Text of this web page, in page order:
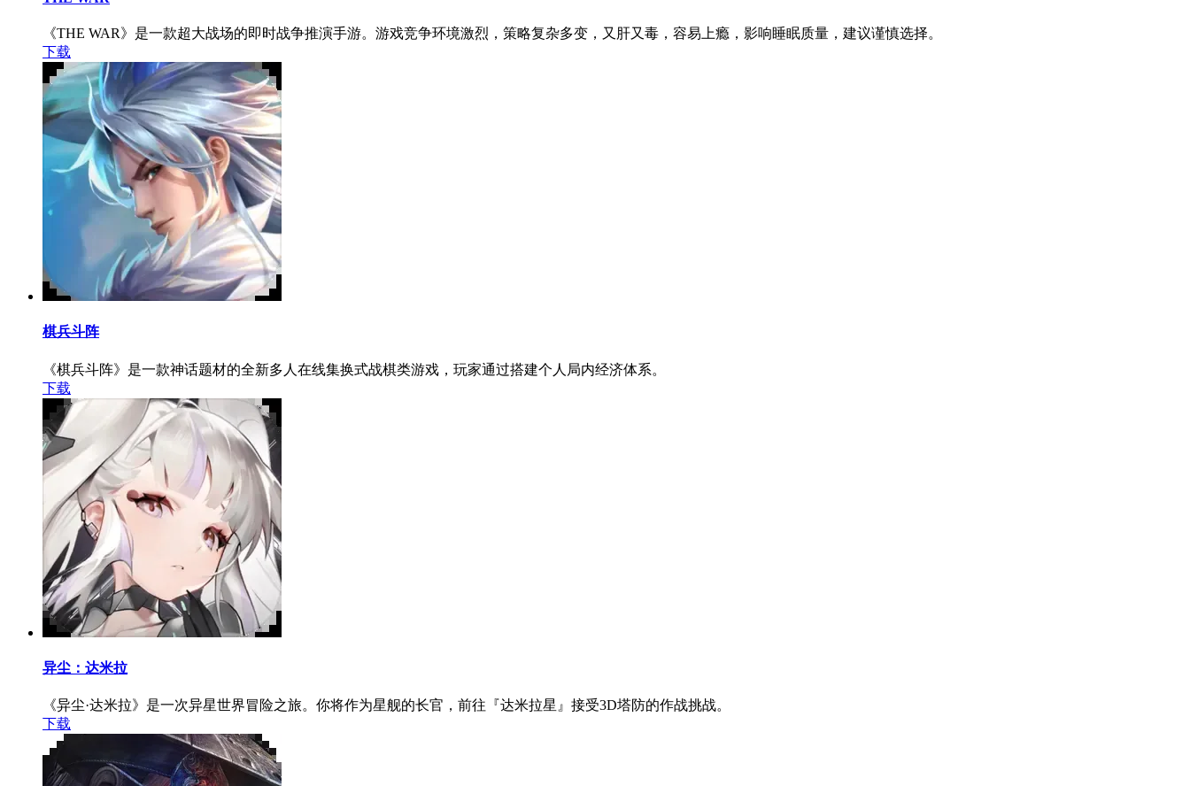
《THE WAR》是一款超大战场的即时战争推演手游。游戏竞争环境激烈，策略复杂多变，又肝又毒，容易上瘾，影响睡眠质量，建议谨慎选择。
下载
棋兵斗阵
《棋兵斗阵》是一款神话题材的全新多人在线集换式战棋类游戏，玩家通过搭建个人局内经济体系。
下载
异尘：达米拉
《异尘·达米拉》是一次异星世界冒险之旅。你将作为星舰的长官，前往『达米拉星』接受3D塔防的作战挑战。
下载